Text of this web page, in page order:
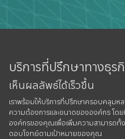
บริการที่ปรึกษาทางธุร
เห็นผลลัพธ์ได้เร็วขึ้น
เราพร้อมให้บริการที่ปรึกษาครอบคลุมห
ความต้องการและขนาดขององค์กร โด
องค์กรของคุณเพื่อเพิ่มความสามารถทั้
ตอบโจทย์ตามเป้าหมายของคุณ